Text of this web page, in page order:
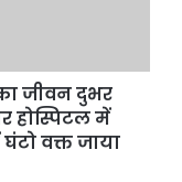
जीवन दुभर
होस्पिटल में
वक्त जाया